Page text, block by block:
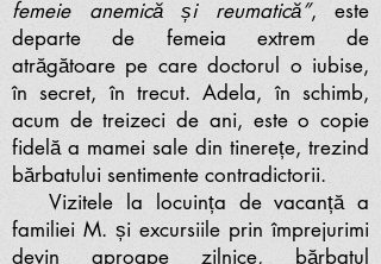
femeie anemică și reumatică”, este
departe de femeia extrem de
atrăgătoare pe care doctorul o iubise,
în secret, în trecut. Adela, în schimb,
acum de treizeci de ani, este o copie
fidelă a mamei sale din tinerețe, trezind
bărbatului sentimente contradictorii.
Vizitele la locuința de vacanță a
familiei M. și excursiile prin împrejurimi
devin aproape zilnice, bărbatul